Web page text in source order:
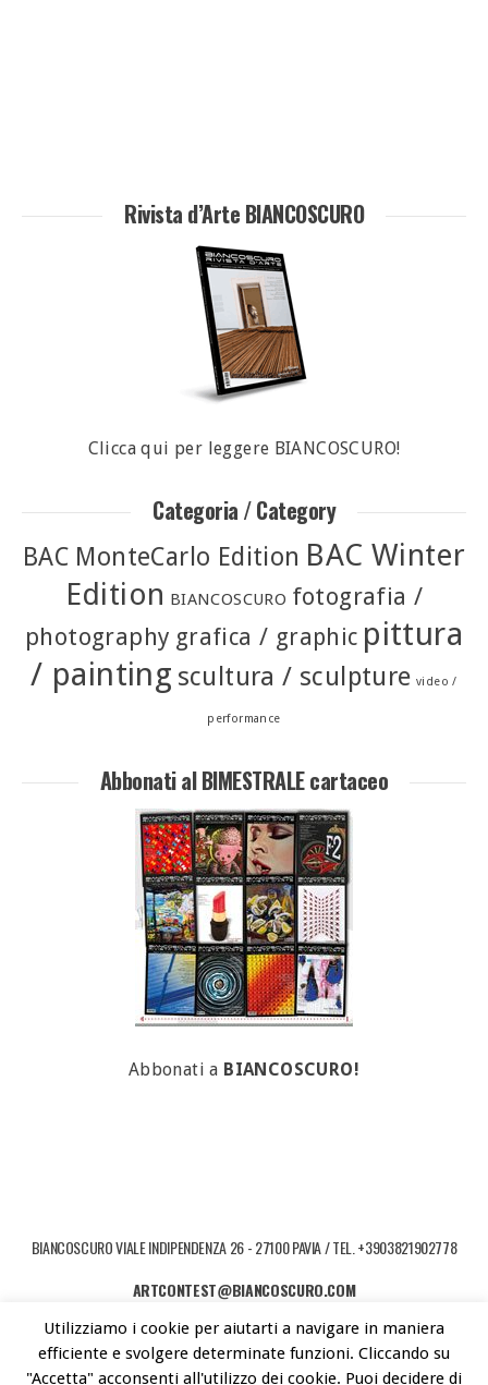
Rivista d’Arte BIANCOSCURO
Clicca qui per leggere BIANCOSCURO!
Categoria / Category
BAC MonteCarlo Edition BAC Winter
Edition BIANCOSCURO fotografia /
photography grafica / graphic pittura
/ painting scultura / sculpture video /
performance
Abbonati al BIMESTRALE cartaceo
Abbonati a BIANCOSCURO!
BIANCOSCURO VIALE INDIPENDENZA 26 - 27100 PAVIA / TEL. +3903821902778
ARTCONTEST@BIANCOSCURO.COM
COPYRIGHT © 2026 ART CONTEST. POWERED BY LIBEREMENTI - IDEE PER
L'ARTE CONTEMPORANEA
Utilizziamo i cookie per aiutarti a navigare in maniera
efficiente e svolgere determinate funzioni. Cliccando su
"Accetta" acconsenti all'utilizzo dei cookie. Puoi decidere di